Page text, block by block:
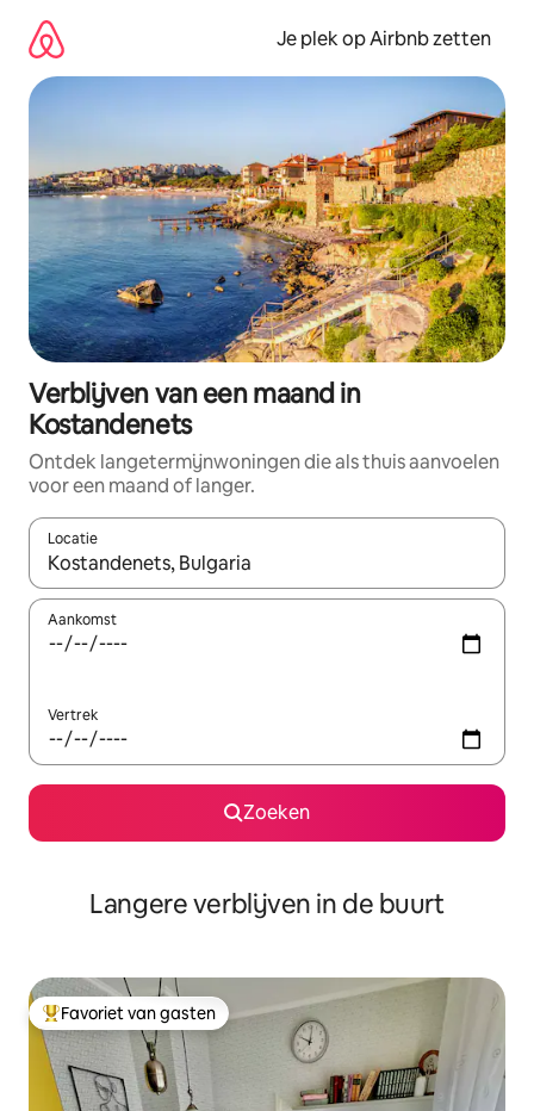
direct
naar
inhoud
Je plek op Airbnb zetten
Verblijven van een maand in
Kostandenets
Ontdek langetermijnwoningen die als thuis aanvoelen
voor een maand of langer.
Locatie
Wanneer er resultaten beschikbaar zijn, maak je een keuze
Aankomst
Vertrek
Zoeken
Langere verblijven in de buurt
Topfavoriet van gasten
Favoriet van gasten